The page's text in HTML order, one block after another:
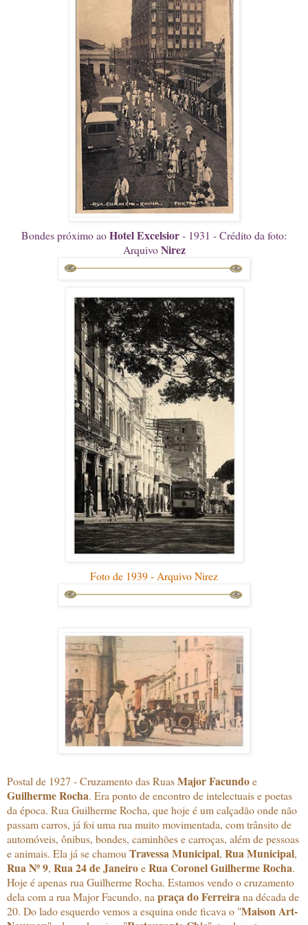
Bondes próximo aoHotel Excelsior- 1931 - Crédito da foto:
ArquivoNirez
Foto de 1939 - Arquivo Nirez
Postal de 1927 - Cruzamento das RuasMajor Facundoe
Guilherme Rocha. Era ponto de encontro de intelectuais e poetas
da época. Rua Guilherme Rocha, que hoje é um calçadão onde não
passam carros, já foi uma rua muito movimentada, com trânsito de
automóveis, ônibus, bondes, caminhões e carroças, além de pessoas
e animais. Ela já se chamou Travessa Municipal, Rua Municipal,
Rua Nº 9, Rua 24 de JaneiroeRua Coronel Guilherme Rocha.
Hoje é apenas rua Guilherme Rocha. Estamos vendo o cruzamento
dela com a rua Major Facundo, na praça do Ferreira na década de
20. Do lado esquerdo vemos a esquina onde ficava o "Maison Art-